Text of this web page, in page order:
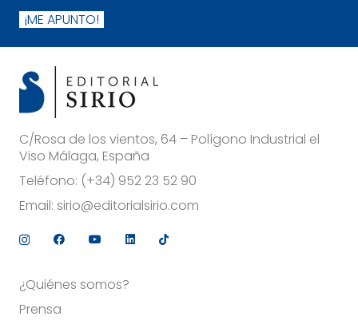
¡ME APUNTO!
C/Rosa de los vientos, 64 – Polígono Industrial el
Viso Málaga, España
Teléfono: (+34) 952 23 52 90
Email: sirio@editorialsirio.com
¿Quiénes somos?
Prensa